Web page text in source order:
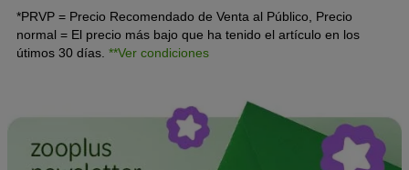
el bigotudo entre a vivir a tu casa. Por eso hemos
recopilado los siguientes 9 consejos en torno al transportín
para gatos ideal.
*PRVP = Precio Recomendado de Venta al Público, Precio
normal = El precio más bajo que ha tenido el artículo en los
útimos 30 días. **Ver condiciones